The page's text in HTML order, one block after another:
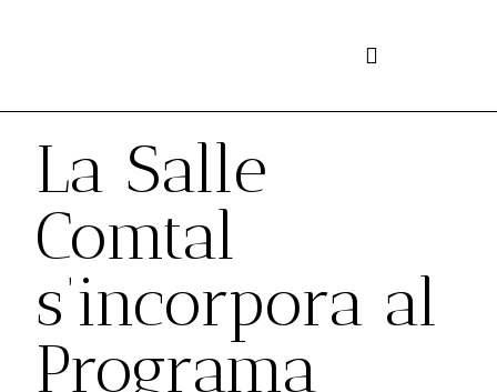
La Salle
Comtal
s’incorpora al
Programa